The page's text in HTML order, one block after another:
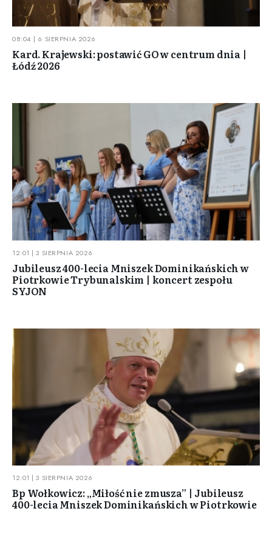
08:04 | 6 SIERPNIA 2026
Kard. Krajewski: postawić GO w centrum dnia |
Łódź 2026
12:01 | 3 SIERPNIA 2026
Jubileusz 400-lecia Mniszek Dominikańskich w
Piotrkowie Trybunalskim | koncert zespołu
SYJON
12:01 | 3 SIERPNIA 2026
Bp Wołkowicz: „Miłość nie zmusza” | Jubileusz
400-lecia Mniszek Dominikańskich w Piotrkowie